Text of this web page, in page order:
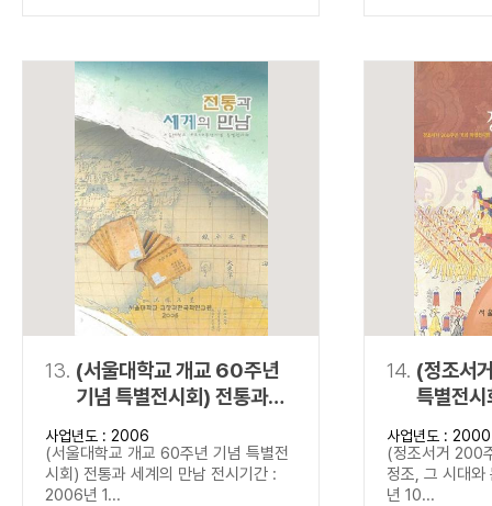
13. (서울대학교 개교 60주년
기념 특별전시회) 전통과
세계의 만남
사업년도 : 2006
(서울대학교 개교 60주년 기념 특별전
시회) 전통과 세계의 만남 전시기간 :
2006년 1...
14. (정조서
특별전
문화
사업년도 : 2000
(정조서거 200
정조, 그 시대
년 10...